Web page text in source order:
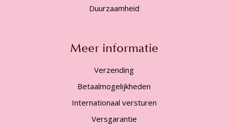
Duurzaamheid
Meer informatie
Verzending
Betaalmogelijkheden
Internationaal versturen
Versgarantie